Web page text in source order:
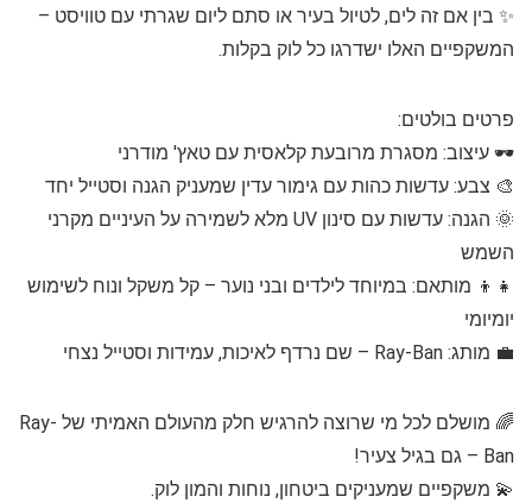
✨ בין אם זה לים, לטיול בעיר או סתם ליום שגרתי עם טוויסט –
המשקפיים האלו ישדרגו כל לוק בקלות.
פרטים בולטים:
🕶️ עיצוב: מסגרת מרובעת קלאסית עם טאץ' מודרני
🎨 צבע: עדשות כהות עם גימור עדין שמעניק הגנה וסטייל יחד
🌞 הגנה: עדשות עם סינון UV מלא לשמירה על העיניים מקרני
השמש
👧👦 מותאם: במיוחד לילדים ובני נוער – קל משקל ונוח לשימוש
יומיומי
💼 מותג: Ray-Ban – שם נרדף לאיכות, עמידות וסטייל נצחי
🌈 מושלם לכל מי שרוצה להרגיש חלק מהעולם האמיתי של Ray-
Ban – גם בגיל צעיר!
💫 משקפיים שמעניקים ביטחון, נוחות והמון לוק.